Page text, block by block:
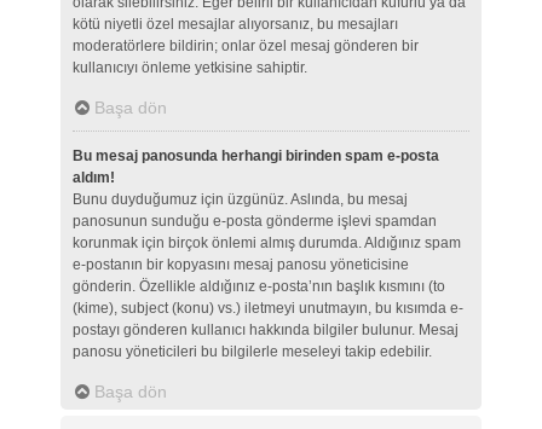
kötü niyetli özel mesajlar alıyorsanız, bu mesajları
moderatörlere bildirin; onlar özel mesaj gönderen bir
kullanıcıyı önleme yetkisine sahiptir.
Başa dön
Bu mesaj panosunda herhangi birinden spam e-posta
aldım!
Bunu duyduğumuz için üzgünüz. Aslında, bu mesaj
panosunun sunduğu e-posta gönderme işlevi spamdan
korunmak için birçok önlemi almış durumda. Aldığınız spam
e-postanın bir kopyasını mesaj panosu yöneticisine
gönderin. Özellikle aldığınız e-posta’nın başlık kısmını (to
(kime), subject (konu) vs.) iletmeyi unutmayın, bu kısımda e-
postayı gönderen kullanıcı hakkında bilgiler bulunur. Mesaj
panosu yöneticileri bu bilgilerle meseleyi takip edebilir.
Başa dön